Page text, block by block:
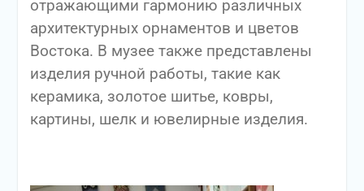
отражающими гармонию различных
архитектурных орнаментов и цветов
Востока. В музее также представлены
изделия ручной работы, такие как
керамика, золотое шитье, ковры,
картины, шелк и ювелирные изделия.